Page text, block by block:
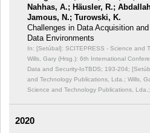
Nahhas, A.; Häusler, R.;
Jamous, N.; Turowski, K.
Challenges in Data Acquisition
Data Environments
In: [Setúbal]: SCITEPRESS - Science and
Wills, Gary (Hrsg.): 6th International
Data and Security-IoTBDS; 193-204;
and Technology Publications, Lda.; Wills,
Science and Technology Publications,
2020